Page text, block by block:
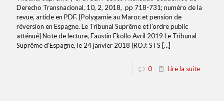
Derecho Transnacional, 10, 2, 2018, pp 718-731; numéro de la
revue, article en PDF. [Polygamie au Maroc et pension de
réversion en Espagne. Le Tribunal Suprême et l’ordre public
atténué] Note de lecture, Faustin Ekollo Avril 2019 Le Tribunal
Suprême d’Espagne, le 24 janvier 2018 (ROJ: STS […]
0 Lire la suite